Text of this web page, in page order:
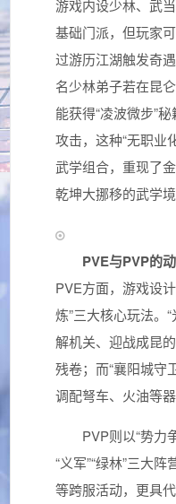
游戏内设少林、武
基础门派，但玩家
过游历江湖触发奇
名少林弟子若在昆
能获得“凌波微步”
攻击，这种“无职业
武学组合，重现了
乾坤大挪移的武学境
PVE与PVP的
PVE方面，游戏设
炼”三大核心玩法。
解机关、迎战成昆
残卷；而“襄阳城守
调配弩车、火油等
PVP则以“势力
“义军”“绿林”三大阵
等跨服活动，更具